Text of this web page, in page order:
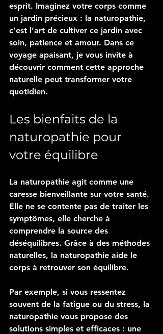
esprit. Imaginez votre corps comme
un jardin précieux : la naturopathie,
c’est l’art de cultiver ce jardin avec
soin, patience et amour. Dans ce
voyage apaisant, je vous invite à
découvrir comment cette approche
naturelle peut transformer votre
quotidien.
Les bienfaits de la
naturopathie pour
votre équilibre
La naturopathie agit comme une
caresse bienveillante sur votre santé.
Elle ne se contente pas de traiter les
symptômes, elle cherche à
comprendre la source des
déséquilibres. Grâce à des méthodes
naturelles, la naturopathie aide le
corps à retrouver son équilibre.
Par exemple, si vous ressentez
souvent de la fatigue ou du stress, la
naturopathie vous propose des
solutions simples et efficaces : une